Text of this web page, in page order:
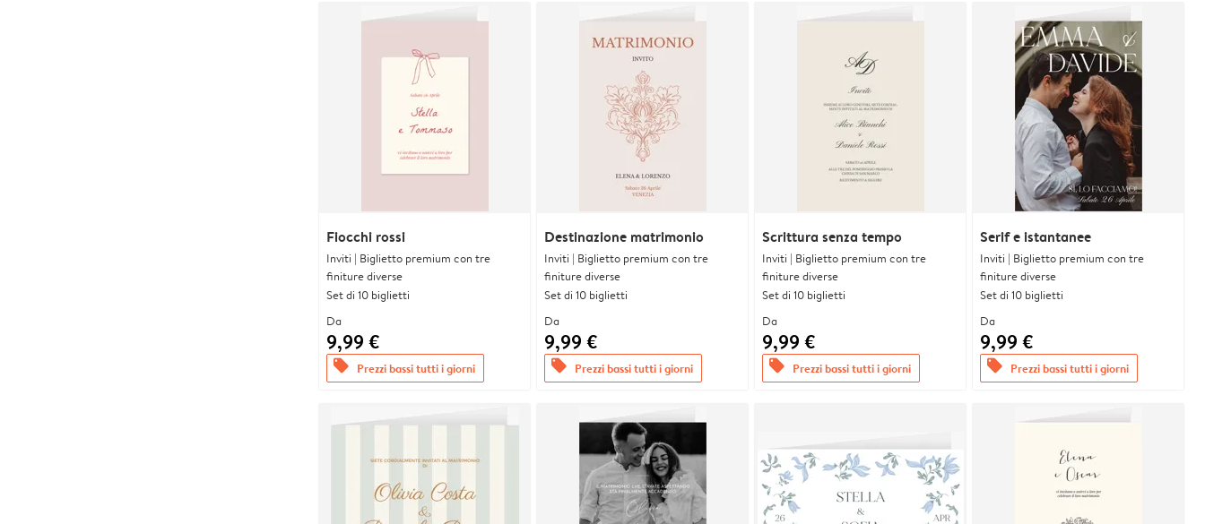
Fiocchi rossi
Inviti | Biglietto premium con tre
finiture diverse
Set di 10 biglietti
Da
9,99 €
offers Prezzi bassi tutti i giorni
Destinazione matrimonio
Inviti | Biglietto premium con tre
finiture diverse
Set di 10 biglietti
Da
9,99 €
offers Prezzi bassi tutti i giorni
Scrittura senza tempo
Inviti | Biglietto premium con tre
finiture diverse
Set di 10 biglietti
Da
9,99 €
offers Prezzi bassi tutti i giorni
Serif e istantanee
Inviti | Biglietto premium con tre
finiture diverse
Set di 10 biglietti
Da
9,99 €
offers Prezzi bassi tutti i giorni